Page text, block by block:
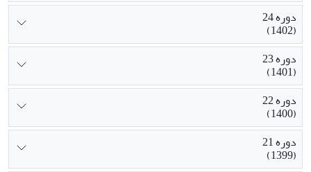
دوره 24
(1402)
دوره 23
(1401)
دوره 22
(1400)
دوره 21
(1399)